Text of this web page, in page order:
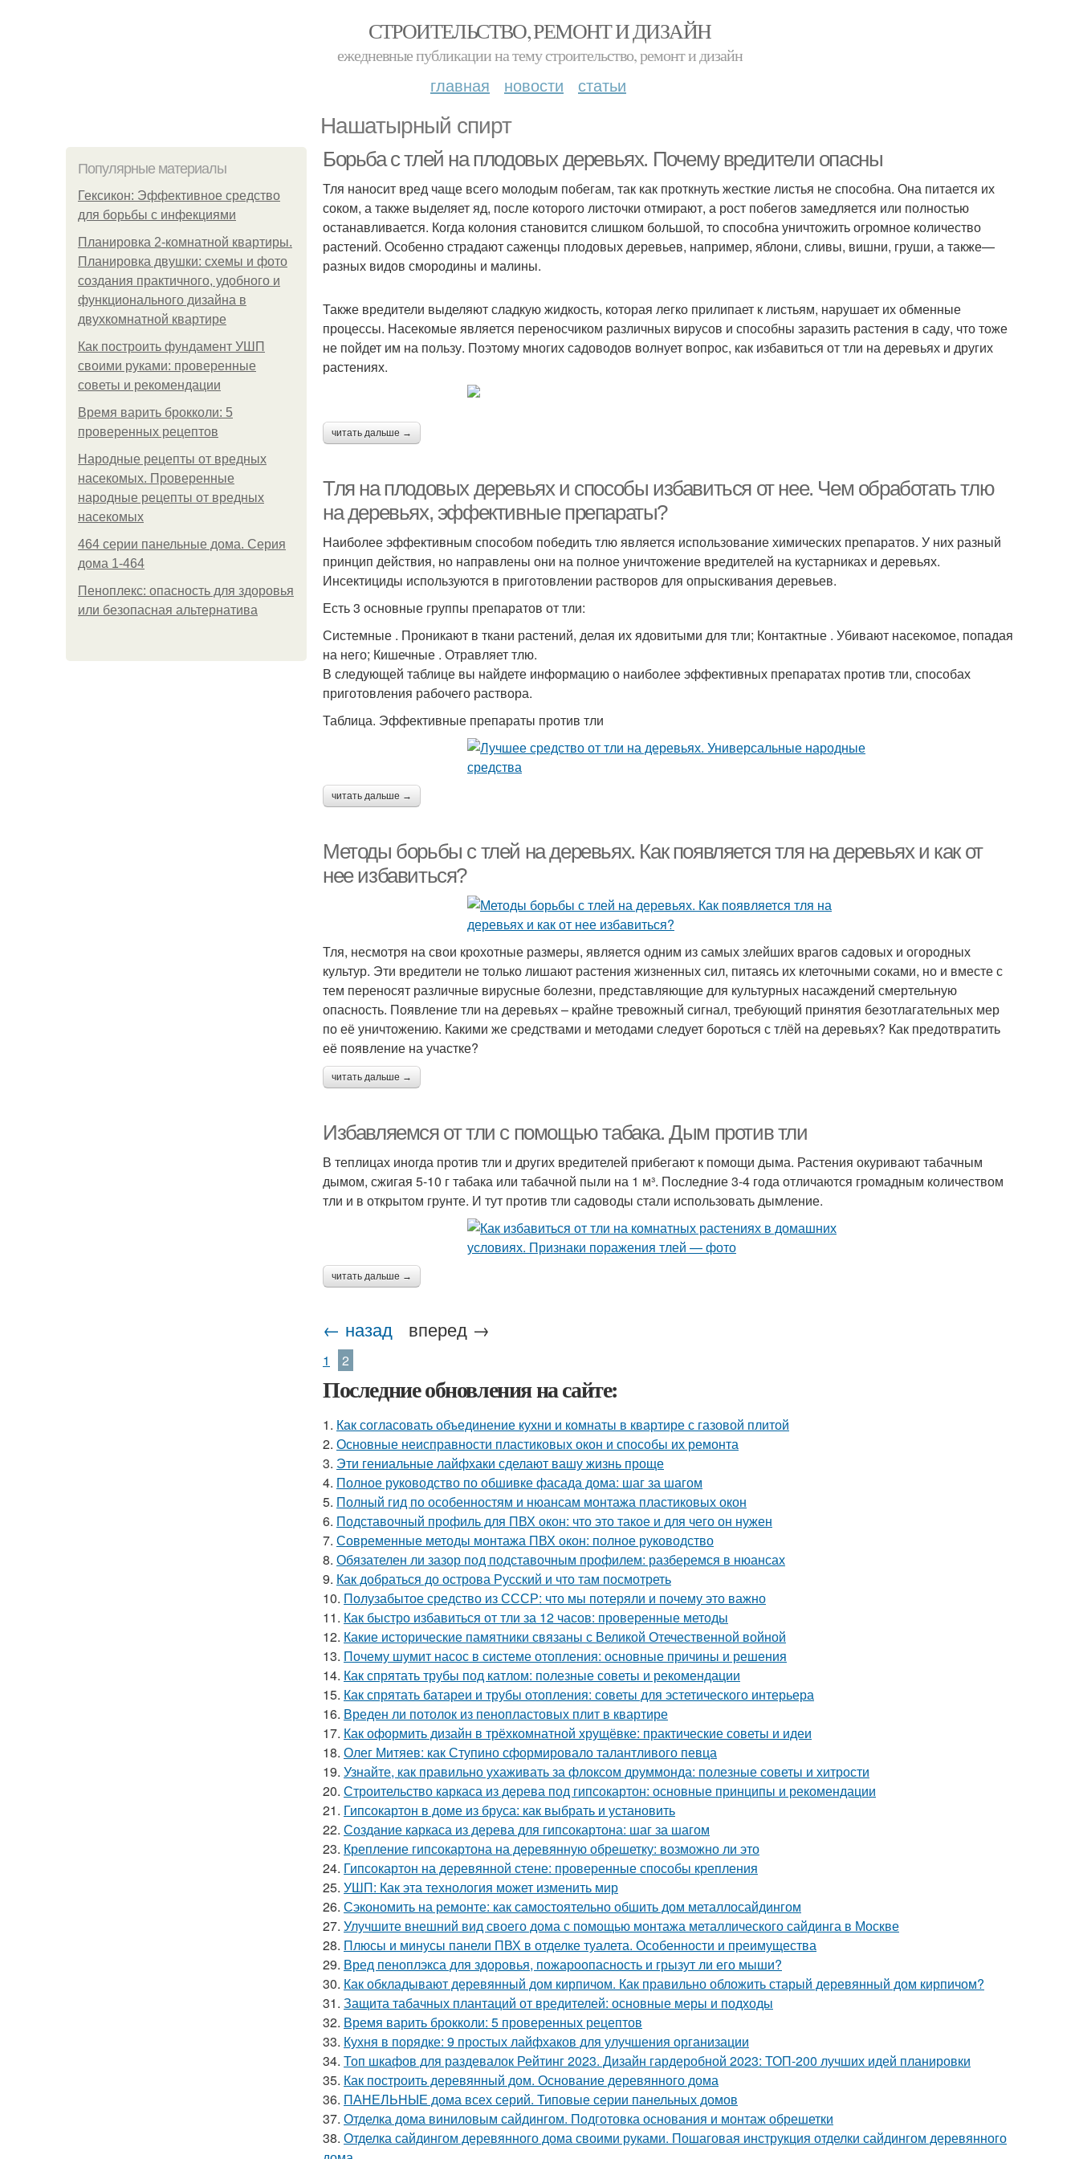
СТРОИТЕЛЬСТВО, РЕМОНТ И ДИЗАЙН
ежедневные публикации на тему строительство, ремонт и дизайн
главная новости статьи
Нашатырный спирт
Популярные материалы
Гексикон: Эффективное средство
для борьбы с инфекциями
Планировка 2-комнатной квартиры.
Планировка двушки: схемы и фото
создания практичного, удобного и
функционального дизайна в
двухкомнатной квартире
Как построить фундамент УШП
своими руками: проверенные
советы и рекомендации
Время варить брокколи: 5
проверенных рецептов
Народные рецепты от вредных
насекомых. Проверенные
народные рецепты от вредных
насекомых
464 серии панельные дома. Серия
дома 1-464
Пеноплекс: опасность для здоровья
или безопасная альтернатива
Борьба с тлей на плодовых деревьях. Почему вредители опасны
Тля наносит вред чаще всего молодым побегам, так как проткнуть жесткие листья не способна. Она питается их
соком, а также выделяет яд, после которого листочки отмирают, а рост побегов замедляется или полностью
останавливается. Когда колония становится слишком большой, то способна уничтожить огромное количество
растений. Особенно страдают саженцы плодовых деревьев, например, яблони, сливы, вишни, груши, а также—
разных видов смородины и малины.
Также вредители выделяют сладкую жидкость, которая легко прилипает к листьям, нарушает их обменные
процессы. Насекомые является переносчиком различных вирусов и способны заразить растения в саду, что тоже
не пойдет им на пользу. Поэтому многих садоводов волнует вопрос, как избавиться от тли на деревьях и других
растениях.
читать дальше →
Тля на плодовых деревьях и способы избавиться от нее. Чем обработать тлю
на деревьях, эффективные препараты?
Наиболее эффективным способом победить тлю является использование химических препаратов. У них разный
принцип действия, но направлены они на полное уничтожение вредителей на кустарниках и деревьях.
Инсектициды используются в приготовлении растворов для опрыскивания деревьев.
Есть 3 основные группы препаратов от тли:
Системные . Проникают в ткани растений, делая их ядовитыми для тли; Контактные . Убивают насекомое, попадая
на него; Кишечные . Отравляет тлю.
В следующей таблице вы найдете информацию о наиболее эффективных препаратах против тли, способах
приготовления рабочего раствора.
Таблица. Эффективные препараты против тли
читать дальше →
Методы борьбы с тлей на деревьях. Как появляется тля на деревьях и как от
нее избавиться?
Тля, несмотря на свои крохотные размеры, является одним из самых злейших врагов садовых и огородных
культур. Эти вредители не только лишают растения жизненных сил, питаясь их клеточными соками, но и вместе с
тем переносят различные вирусные болезни, представляющие для культурных насаждений смертельную
опасность. Появление тли на деревьях – крайне тревожный сигнал, требующий принятия безотлагательных мер
по её уничтожению. Какими же средствами и методами следует бороться с тлёй на деревьях? Как предотвратить
её появление на участке?
читать дальше →
Избавляемся от тли с помощью табака. Дым против тли
В теплицах иногда против тли и других вредителей прибегают к помощи дыма. Растения окуривают табачным
дымом, сжигая 5-10 г табака или табачной пыли на 1 м³. Последние 3-4 года отличаются громадным количеством
тли и в открытом грунте. И тут против тли садоводы стали использовать дымление.
читать дальше →
← назад вперед →
1 2
Последние обновления на сайте:
1. Как согласовать объединение кухни и комнаты в квартире с газовой плитой
2. Основные неисправности пластиковых окон и способы их ремонта
3. Эти гениальные лайфхаки сделают вашу жизнь проще
4. Полное руководство по обшивке фасада дома: шаг за шагом
5. Полный гид по особенностям и нюансам монтажа пластиковых окон
6. Подставочный профиль для ПВХ окон: что это такое и для чего он нужен
7. Современные методы монтажа ПВХ окон: полное руководство
8. Обязателен ли зазор под подставочным профилем: разберемся в нюансах
9. Как добраться до острова Русский и что там посмотреть
10. Полузабытое средство из СССР: что мы потеряли и почему это важно
11. Как быстро избавиться от тли за 12 часов: проверенные методы
12. Какие исторические памятники связаны с Великой Отечественной войной
13. Почему шумит насос в системе отопления: основные причины и решения
14. Как спрятать трубы под катлом: полезные советы и рекомендации
15. Как спрятать батареи и трубы отопления: советы для эстетического интерьера
16. Вреден ли потолок из пенопластовых плит в квартире
17. Как оформить дизайн в трёхкомнатной хрущёвке: практические советы и идеи
18. Олег Митяев: как Ступино сформировало талантливого певца
19. Узнайте, как правильно ухаживать за флоксом друммонда: полезные советы и хитрости
20. Строительство каркаса из дерева под гипсокартон: основные принципы и рекомендации
21. Гипсокартон в доме из бруса: как выбрать и установить
22. Создание каркаса из дерева для гипсокартона: шаг за шагом
23. Крепление гипсокартона на деревянную обрешетку: возможно ли это
24. Гипсокартон на деревянной стене: проверенные способы крепления
25. УШП: Как эта технология может изменить мир
26. Сэкономить на ремонте: как самостоятельно обшить дом металлосайдингом
27. Улучшите внешний вид своего дома с помощью монтажа металлического сайдинга в Москве
28. Плюсы и минусы панели ПВХ в отделке туалета. Особенности и преимущества
29. Вред пеноплэкса для здоровья, пожароопасность и грызут ли его мыши?
30. Как обкладывают деревянный дом кирпичом. Как правильно обложить старый деревянный дом кирпичом?
31. Защита табачных плантаций от вредителей: основные меры и подходы
32. Время варить брокколи: 5 проверенных рецептов
33. Кухня в порядке: 9 простых лайфхаков для улучшения организации
34. Топ шкафов для раздевалок Рейтинг 2023. Дизайн гардеробной 2023: ТОП-200 лучших идей планировки
35. Как построить деревянный дом. Основание деревянного дома
36. ПАНЕЛЬНЫЕ дома всех серий. Типовые серии панельных домов
37. Отделка дома виниловым сайдингом. Подготовка основания и монтаж обрешетки
38. Отделка сайдингом деревянного дома своими руками. Пошаговая инструкция отделки сайдингом деревянного